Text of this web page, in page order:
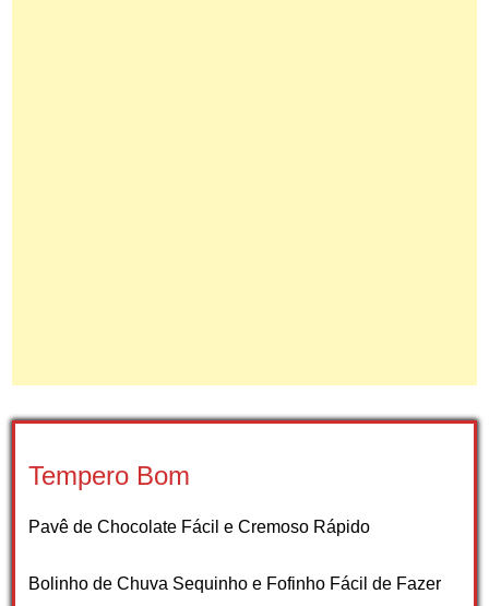
Tempero Bom
Pavê de Chocolate Fácil e Cremoso Rápido
Bolinho de Chuva Sequinho e Fofinho Fácil de Fazer